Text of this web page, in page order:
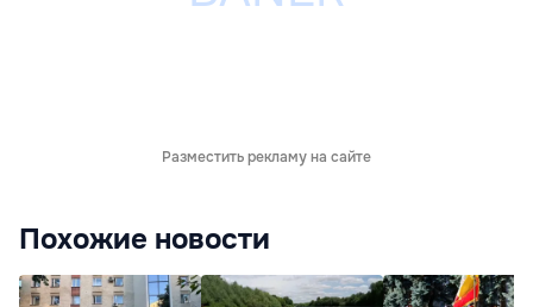
Разместить рекламу на сайте
Похожие новости